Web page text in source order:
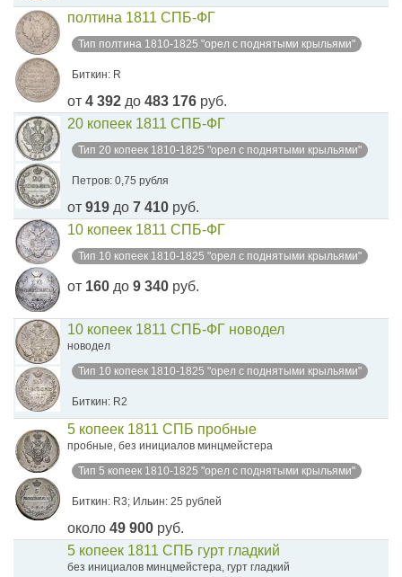
полтина 1811 СПБ-ФГ
Тип полтина 1810-1825 "орел с поднятыми крыльями"
Биткин: R
от 4 392 до 483 176 руб.
20 копеек 1811 СПБ-ФГ
Тип 20 копеек 1810-1825 "орел с поднятыми крыльями"
Петров: 0,75 рубля
от 919 до 7 410 руб.
10 копеек 1811 СПБ-ФГ
Тип 10 копеек 1810-1825 "орел с поднятыми крыльями"
от 160 до 9 340 руб.
10 копеек 1811 СПБ-ФГ новодел
новодел
Тип 10 копеек 1810-1825 "орел с поднятыми крыльями"
Биткин: R2
5 копеек 1811 СПБ пробные
пробные, без инициалов минцмейстера
Тип 5 копеек 1810-1825 "орел с поднятыми крыльями"
Биткин: R3; Ильин: 25 рублей
около 49 900 руб.
5 копеек 1811 СПБ гурт гладкий
без инициалов минцмейстера, гурт гладкий